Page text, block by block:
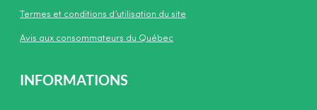
Termes et conditions d’utilisation du site
Avis aux consommateurs du Québec
INFORMATIONS